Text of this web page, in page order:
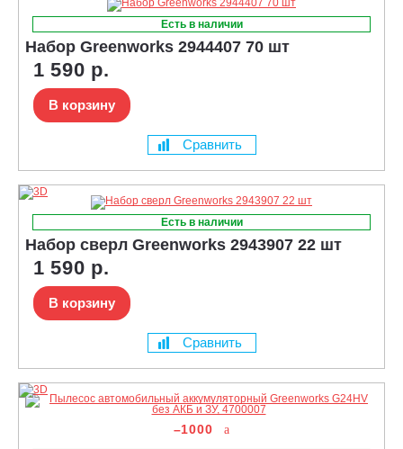
Есть в наличии
Набор Greenworks 2944407 70 шт
1 590 р.
В корзину
Сравнить
Есть в наличии
Набор сверл Greenworks 2943907 22 шт
1 590 р.
В корзину
Сравнить
–1000